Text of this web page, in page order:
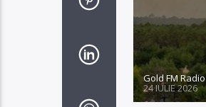
Gold FM Radio
24 IULIE 2026